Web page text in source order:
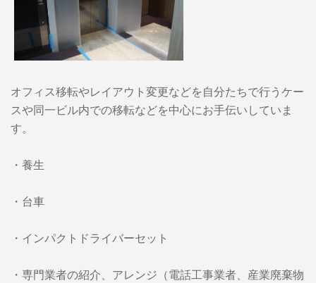
オフィス移転やレイアウト変更などを自分たちで行うケー
スや同一ビル内での移転などを中心にお手伝いしていま
す。
・養生
・台車
・インパクトドライバーセット
・専門業者の紹介、アレンジ（電話工事業者、産業廃棄物